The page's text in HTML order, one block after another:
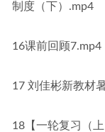
制度（下）.mp4
16课前回顾7.mp4
17 刘佳彬新教材
18【一轮复习（